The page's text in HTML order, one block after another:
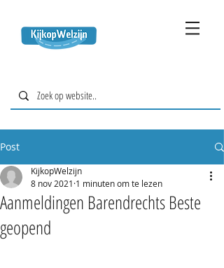
Post
Aanmeldingen Barendrechts Beste
geopend
KijkopWelzijn
8 nov 2021 1 minuten om te lezen